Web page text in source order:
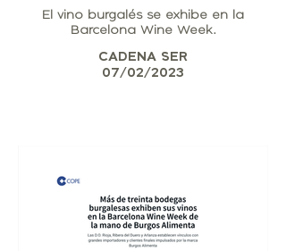
El vino burgalés se exhibe en la
Barcelona Wine Week.
CADENA SER
07/02/2023